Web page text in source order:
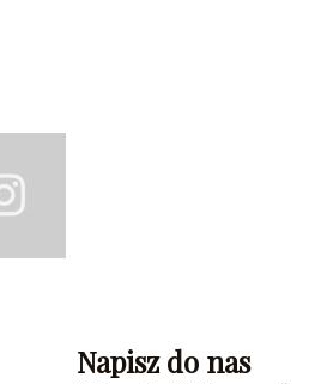
Napisz do nas